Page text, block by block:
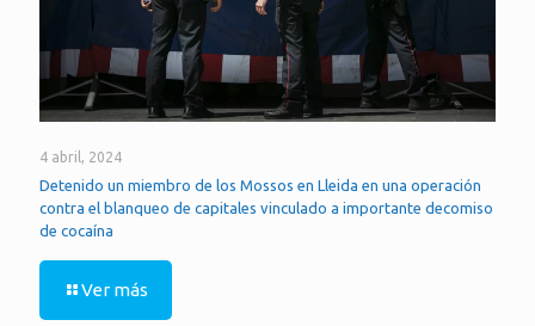
4 abril, 2024
Detenido un miembro de los Mossos en Lleida en una operación
contra el blanqueo de capitales vinculado a importante decomiso
de cocaína
Ver más